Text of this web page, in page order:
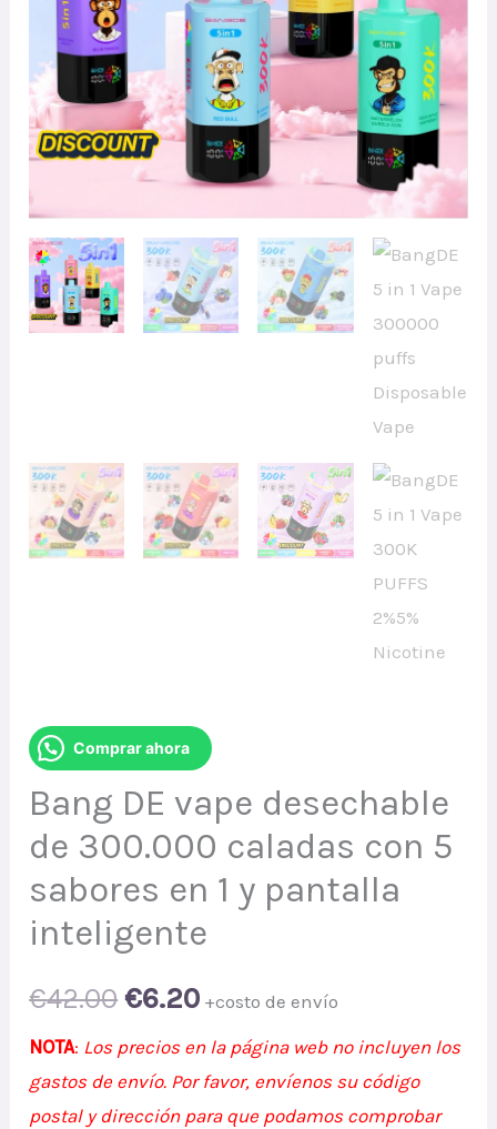
Comprar ahora
Bang DE vape desechable
de 300.000 caladas con 5
sabores en 1 y pantalla
inteligente
€42.00 Original
price
was:
€6.20Current
price
+costo de envío
NOTA: Los precios en la página web no incluyen los
gastos de envío. Por favor, envíenos su código
postal y dirección para que podamos comprobar